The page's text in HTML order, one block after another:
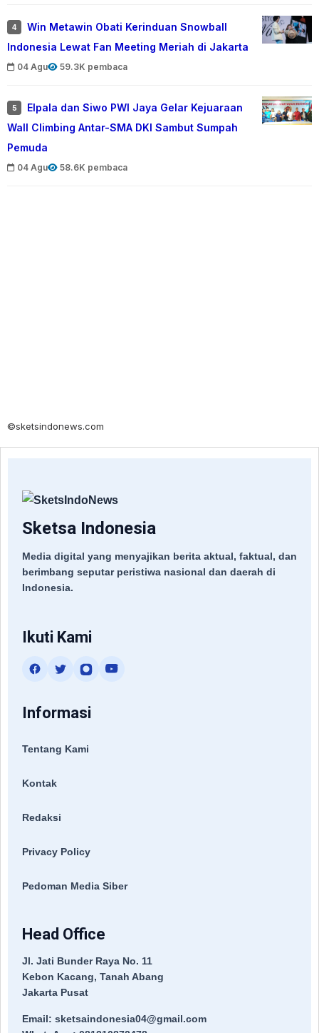
4
Win Metawin Obati Kerinduan Snowball
Indonesia Lewat Fan Meeting Meriah di Jakarta
04 Agu 59.3K pembaca
5
Elpala dan Siwo PWI Jaya Gelar Kejuaraan
Wall Climbing Antar-SMA DKI Sambut Sumpah
Pemuda
04 Agu 58.6K pembaca
©sketsindonews.com
Sketsa Indonesia
Media digital yang menyajikan berita aktual, faktual, dan
berimbang seputar peristiwa nasional dan daerah di
Indonesia.
Ikuti Kami
Informasi
Tentang Kami
Kontak
Redaksi
Privacy Policy
Pedoman Media Siber
Head Office
Jl. Jati Bunder Raya No. 11
Kebon Kacang, Tanah Abang
Jakarta Pusat
Email: sketsaindonesia04@gmail.com